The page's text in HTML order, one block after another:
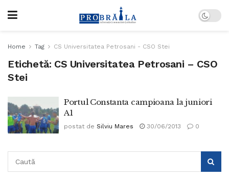
Home Tag CS Universitatea Petrosani - CSO Stei
Etichetă: CS Universitatea Petrosani – CSO
Stei
Portul Constanta campioana la juniori
A1
postat de Silviu Mares 30/06/2013 0